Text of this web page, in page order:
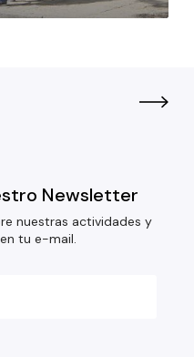
Newsletter
nuestras actividades y
tu e-mail.